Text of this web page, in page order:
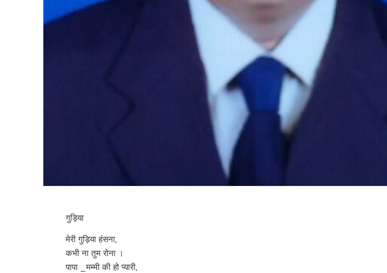
गुड़िया
मेरी गुड़िया हंसना,
कभी ना तुम रोना ।
पापा _मम्मी की हो प्यारी,